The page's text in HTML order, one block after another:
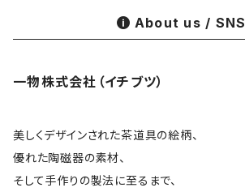
酒器
花器
皿
碗 鉢
姜栄華
月立窯 中尾心啓
アサ佳
色原昌希
About us / SNS
一物株式会社（イチブツ）
美しくデザインされた茶道具の絵柄、
優れた陶磁器の素材、
そして手作りの製法に至るまで、